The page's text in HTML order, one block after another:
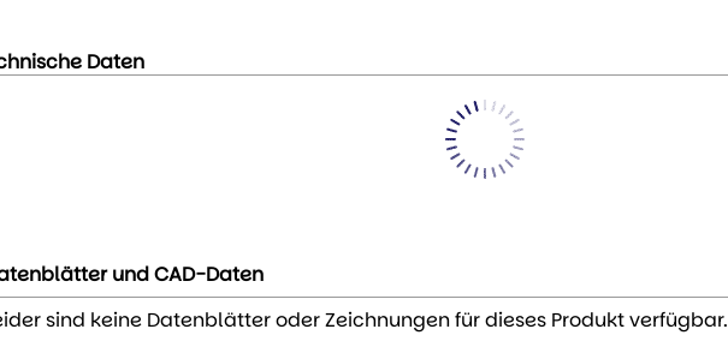
Daten
und CAD-Daten
sind keine Datenblätter oder Zeichnungen für dieses Produkt verfügbar.